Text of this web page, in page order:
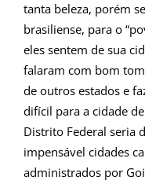
tanta beleza, porém
brasiliense, para o
eles sentem de sua
falaram com bom
de outros estados e
difícil para a cidade
Distrito Federal seria
impensável cidades
administrados por